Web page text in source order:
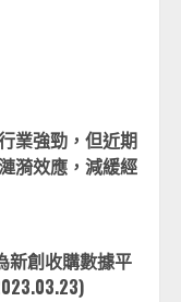
業強勁，但近期
漪效應，減緩經
新創收購數據平